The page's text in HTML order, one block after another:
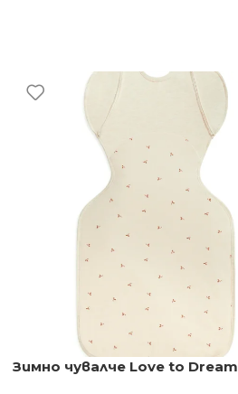
Зимно чувалче Love to Dream